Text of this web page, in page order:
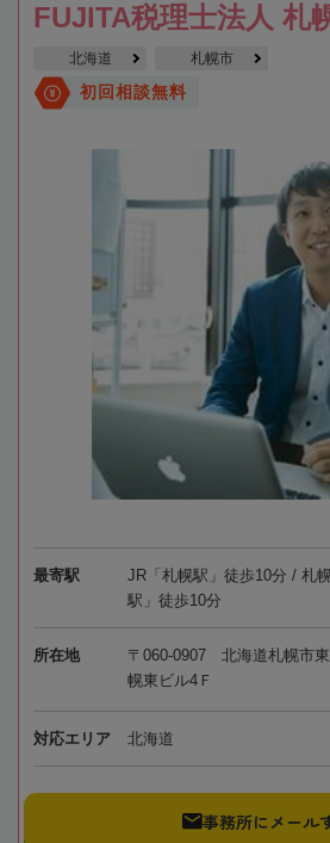
FUJITA税理士法人 札
北海道 札幌市
初回相談無料
最寄駅
JR「札幌駅」徒歩10分 / 札
駅」徒歩10分
所在地
〒060-0907 北海道札幌市
幌東ビル4Ｆ
対応エリア 北海道
事務所にメール